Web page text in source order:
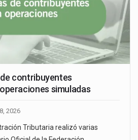
contribuyentes
simuladas
2026
Tributaria realizó varias